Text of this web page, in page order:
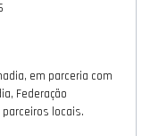
em parceria com
Federação
parceiros locais.